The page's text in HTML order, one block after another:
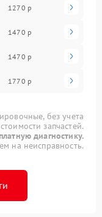
1270 р
1470 р
1470 р
1770 р
без учета
стоимости запчастей.
диагностику.
на неисправность.